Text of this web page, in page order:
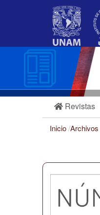
Barra
Revistas
Inicio/Archivos